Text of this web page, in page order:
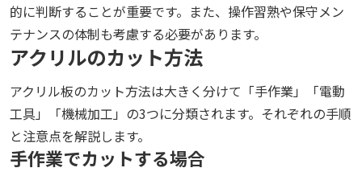
的に判断することが重要です。また、操作習熟や保守メン
テナンスの体制も考慮する必要があります。
アクリルのカット方法
アクリル板のカット方法は大きく分けて「手作業」「電動
工具」「機械加工」の3つに分類されます。それぞれの手順
と注意点を解説します。
手作業でカットする場合